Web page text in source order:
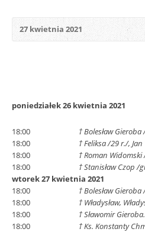
27 kwietnia 2021
poniedziałek 26 kwietnia 2021
18:00
† Bolesław
18:00
† Feliksa /29 r./, Jan
18:00
† Roman Widomski
18:00
† Stanisław Czop /
wtorek 27 kwietnia 2021
18:00
† Bolesław
18:00
† Władysław,
18:00
† Sławomir Gieroba.
18:00
† Ks. Konstanty